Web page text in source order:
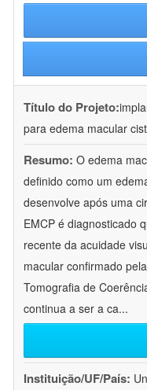
Título do Projeto:
para edema macular
Resumo: O edema
definido como um
desenvolve após uma
EMCP é diagnosticado
recente da acuidade
macular confirmado
Tomografia de
continua a ser a ca...
Instituição/UF/País: